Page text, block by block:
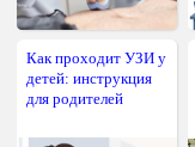
Как проходит УЗИ у
детей: инструкция
для родителей